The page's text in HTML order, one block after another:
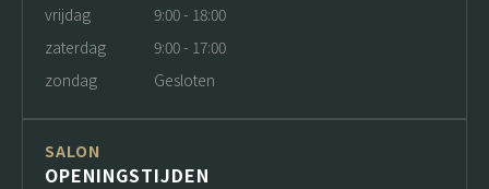
vrijdag
9:00 - 18:00
zaterdag
9:00 - 17:00
zondag
Gesloten
SALON
OPENINGSTIJDEN